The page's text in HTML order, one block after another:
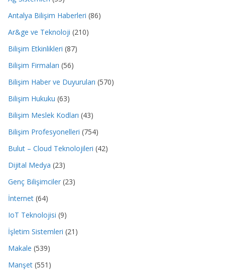
Antalya Bilişim Haberleri (86)
Ar&ge ve Teknoloji (210)
Bilişim Etkinlikleri (87)
Bilişim Firmaları (56)
Bilişim Haber ve Duyuruları (570)
Bilişim Hukuku (63)
Bilişim Meslek Kodları (43)
Bilişim Profesyonelleri (754)
Bulut – Cloud Teknolojileri (42)
Dijital Medya (23)
Genç Bilişimciler (23)
İnternet (64)
IoT Teknolojisi (9)
İşletim Sistemleri (21)
Makale (539)
Manşet (551)